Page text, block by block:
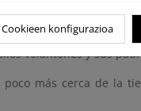
melódica. Silba
a la vez todos los
volantones y sus
más cerca de la
Cookieen konfigurazioa